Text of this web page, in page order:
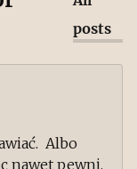
posts
Albo
nawet pewni,